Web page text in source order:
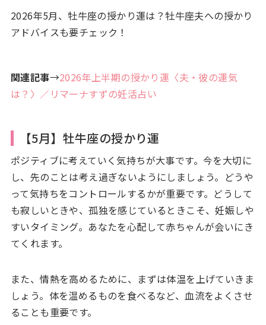
2026年5月、牡牛座の授かり運は？牡牛座夫への授かり
アドバイスも要チェック！
関連記事→2026年上半期の授かり運〈夫・彼の運気
は？〉／リマーナすずの妊活占い
【5月】牡牛座の授かり運
ポジティブに考えていく気持ちが大事です。今を大切に
し、先のことは考え過ぎないようにしましょう。どうや
って気持ちをコントロールするかが重要です。どうして
も寂しいときや、孤独を感じているときこそ、妊娠しや
すいタイミング。あなたを心配して赤ちゃんが会いにき
てくれます。
また、情熱を高めるために、まずは体温を上げていきま
しょう。体を温めるものを食べるなど、血流をよくさせ
ることも重要です。